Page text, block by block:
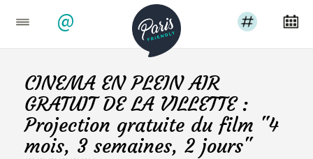
@
CINEMA EN PLEIN AIR
GRATUIT DE LA VILLETTE :
Projection gratuite du film "4
mois, 3 semaines, 2 jours"